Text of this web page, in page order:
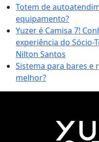
Totem de
equipamento?
Yuzer é Camisa 7!
experiência do Sócio-
Nilton Santos
Sistema para bares e
melhor?